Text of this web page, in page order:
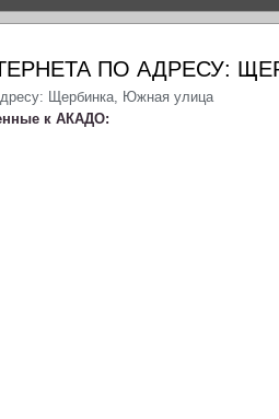
ПО АДРЕСУ:
Щербинка, Южная улица
к АКАДО: